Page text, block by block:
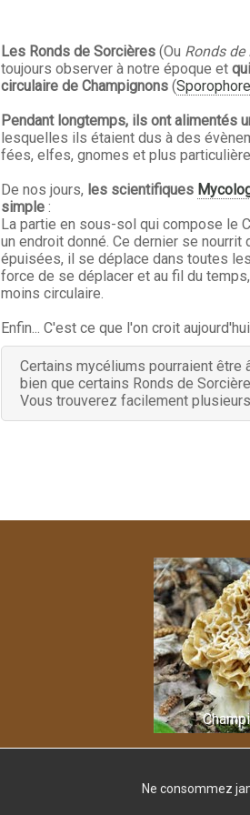
Les Ronds de Sorcières(Ou Ronds de
toujours observer à notre époque et
circulaire de Champignons(
Pendant longtemps, ils ont alimentés
lesquelles ils étaient dus à des
fées, elfes, gnomes et plus
De nos jours, les scientifiques
simple:
La partie en sous-sol qui compose le
un endroit donné. Ce dernier se
épuisées, il se déplace dans toutes
force de se déplacer et au fil du
moins circulaire.
Enfin... C'est ce que l'on croit
Certains mycéliums pourraient
bien que certains Ronds de
Vous trouverez facilement
Ne consommez